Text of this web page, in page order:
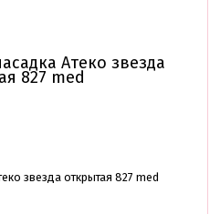
звезда открытая 827 med